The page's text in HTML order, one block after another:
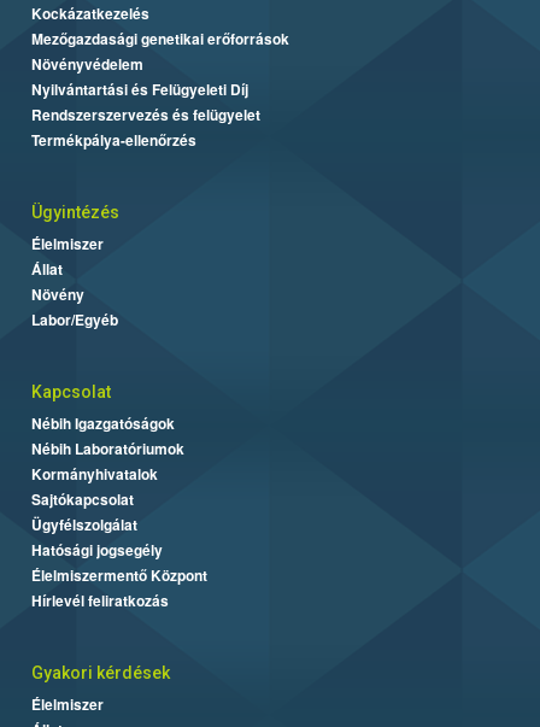
Kockázatkezelés
Mezőgazdasági genetikai erőforrások
Növényvédelem
Nyilvántartási és Felügyeleti Díj
Rendszerszervezés és felügyelet
Termékpálya-ellenőrzés
Ügyintézés
Élelmiszer
Állat
Növény
Labor/Egyéb
Kapcsolat
Nébih Igazgatóságok
Nébih Laboratóriumok
Kormányhivatalok
Sajtókapcsolat
Ügyfélszolgálat
Hatósági jogsegély
Élelmiszermentő Központ
Hírlevél feliratkozás
Gyakori kérdések
Élelmiszer